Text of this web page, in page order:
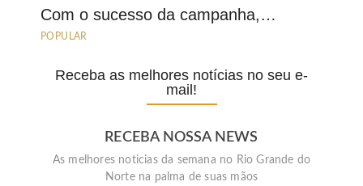
Com o sucesso da campanha,…
POPULAR
Receba as melhores notícias no seu e-
mail!
RECEBA NOSSA NEWS
As melhores noticias da semana no Rio Grande do
Norte na palma de suas mãos